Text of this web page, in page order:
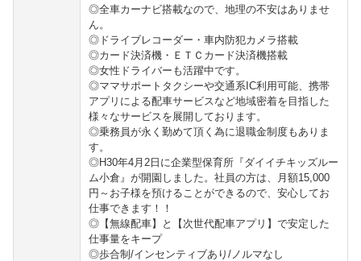
◎全車カーナビ搭載なので、地理の不安はありませ
ん。
◎ドライブレコーダー・車内防犯カメラ搭載
◎カード決済機・ＥＴＣカード決済機搭載
◎女性ドライバーも活躍中です。
◎ママサポートタクシーや交通系IC利用可能、携帯
アプリによる配車サービスなど地域密着を目指した
様々なサービスを展開しております。
◎乗務員が永く勤めて頂く為に退職金制度もありま
す。
◎H30年4月2日に企業型保育所『ダイイチキッズルー
ム小倉』が開園しました。社員の方は、月額15,000
円～お子様を預けることができるので、安心してお
仕事できます！！
◎【無線配車】と【次世代配車アプリ】で安定した
仕事量をキープ
◎歩合制/インセンティブあり/ノルマなし